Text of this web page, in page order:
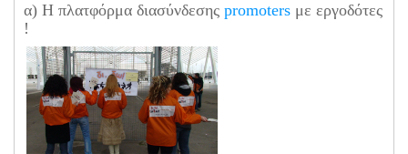
α) Η πλατφόρμα διασύνδεσης promoters με εργοδότες
!